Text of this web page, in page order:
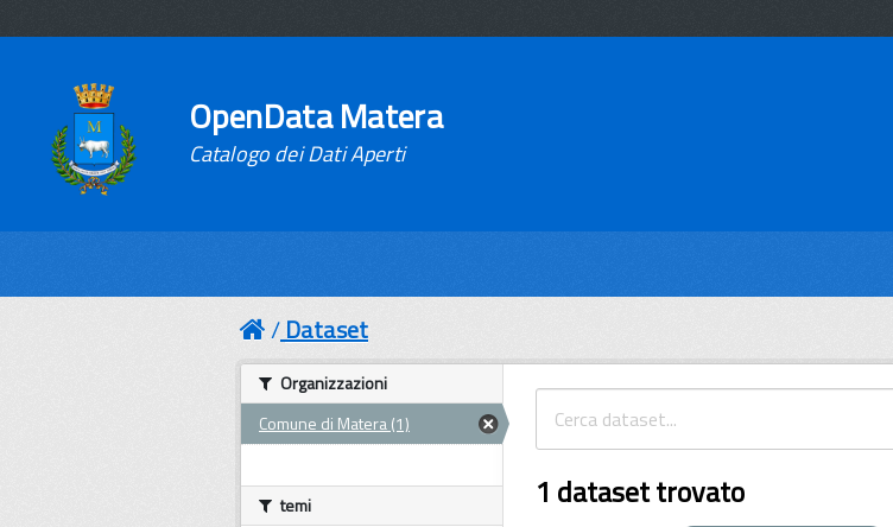
OpenData Matera
Catalogo dei Dati Aperti
Dataset
1 dataset trovato
Organizzazioni
Comune di Matera (1)
temi